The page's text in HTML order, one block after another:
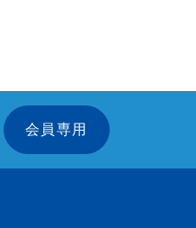
会員専用